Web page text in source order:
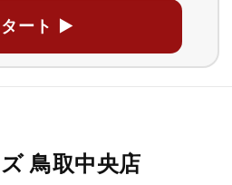
ート ▶
鳥取中央店